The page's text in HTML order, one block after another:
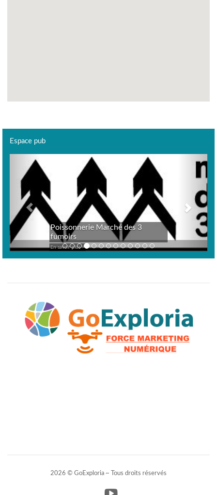
Espace pub
Poissonnerie Marché des 3
fumoirs
En savoir plus >
Previous
2026 © GoExploria ~ Tous droits réservés